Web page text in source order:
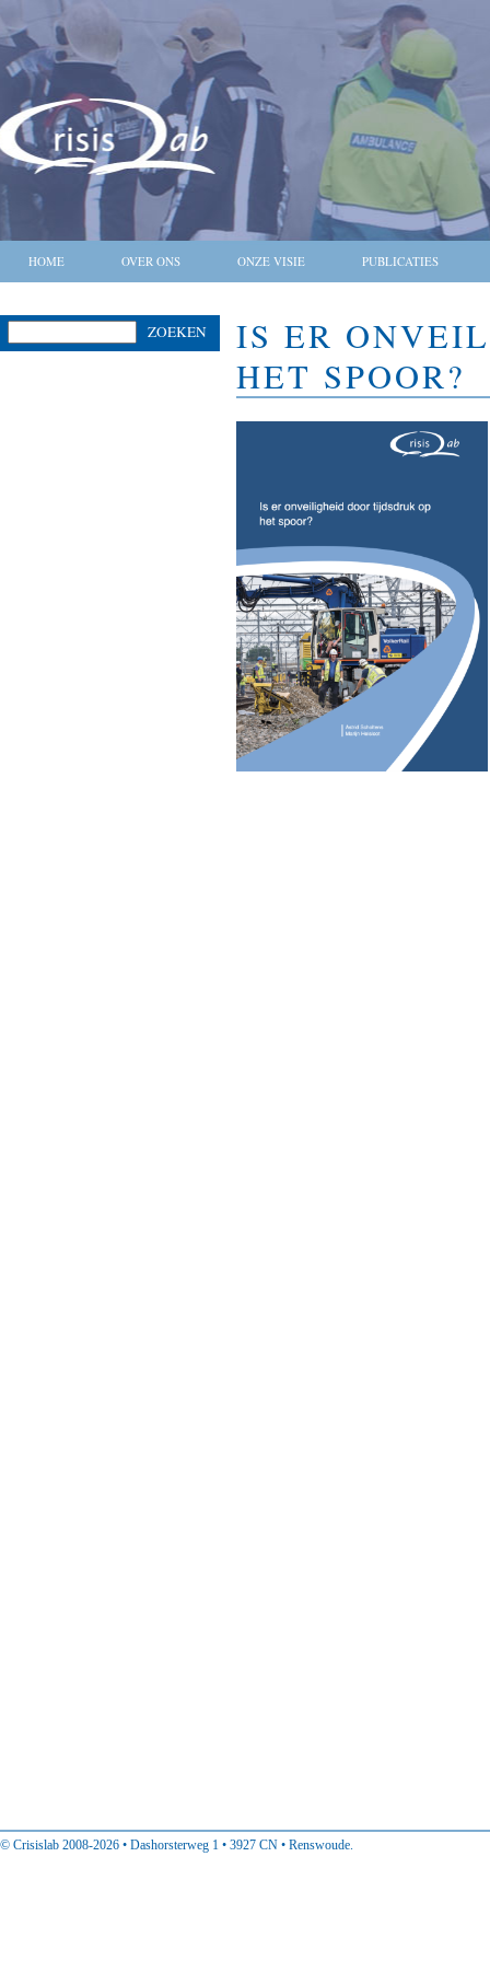
HOME OVER ONS ONZE VISIE PUBLICATIES
ZOEKEN
IS ER
HET SPOOR?
© Crisislab 2008-2026 • Dashorsterweg 1 • 3927 CN • Renswoude.